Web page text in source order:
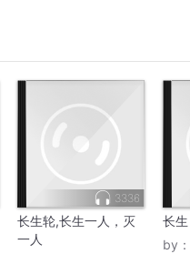
3336
长生轮,长生一人，灭
一人
长生
by：